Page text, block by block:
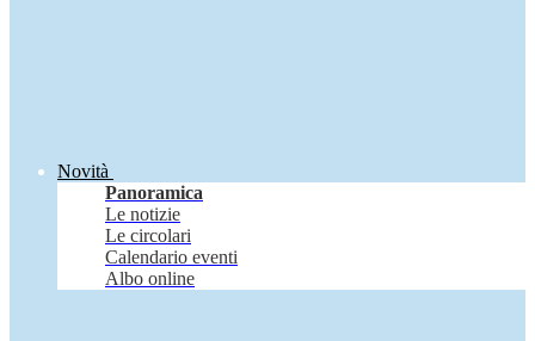
Novità
Panoramica
Le notizie
Le circolari
Calendario eventi
Albo online